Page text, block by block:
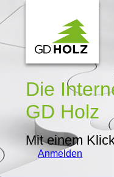
Die
GD Holz
Mit einem
Anmelden